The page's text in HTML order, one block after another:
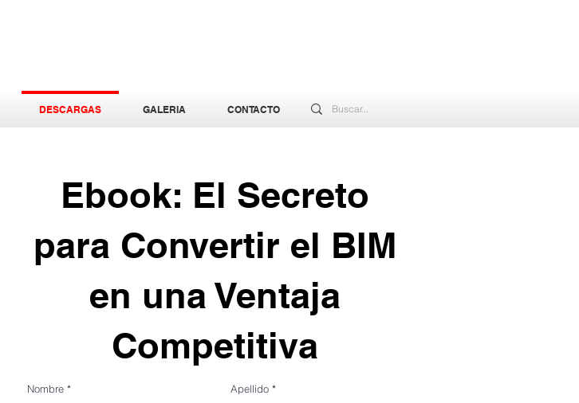
DESCARGAS GALERIA CONTACTO
Ebook: El Secreto
para Convertir el BIM
en una Ventaja
Competitiva
Nombre Apellido